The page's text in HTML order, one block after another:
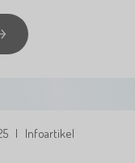
| Infoartikel